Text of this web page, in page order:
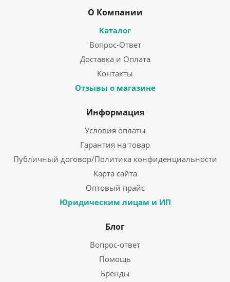
О Компании
Каталог
Вопрос-Ответ
Доставка и Оплата
Контакты
Отзывы о магазине
Информация
Условия оплаты
Гарантия на товар
Публичный договор/Политика конфиденциальности
Карта сайта
Оптовый прайс
Юридическим лицам и ИП
Блог
Вопрос-ответ
Помощь
Бренды